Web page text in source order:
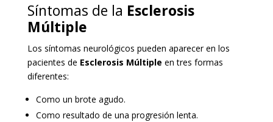
Síntomas de la Esclerosis
Múltiple
Los síntomas neurológicos pueden aparecer en los
pacientes de Esclerosis Múltiple en tres formas
diferentes:
Como un brote agudo.
Como resultado de una progresión lenta.